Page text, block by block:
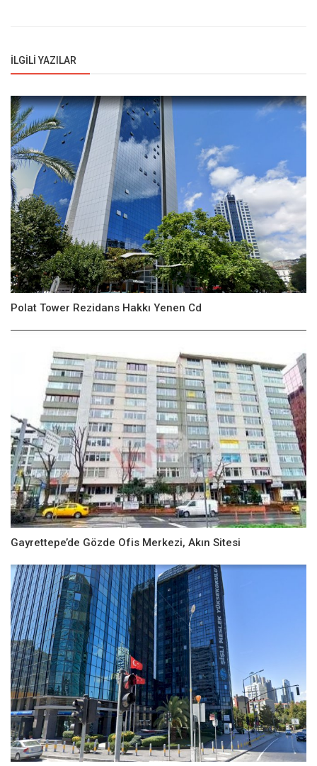
İLGILI YAZILAR
Polat Tower Rezidans Hakkı Yenen Cd
Gayrettepe’de Gözde Ofis Merkezi, Akın Sitesi